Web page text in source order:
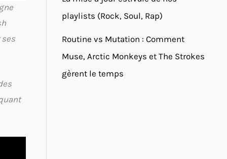
playlists (Rock, Soul, Rap)
Routine vs Mutation : Comment
Muse, Arctic Monkeys et The Strokes
gèrent le temps